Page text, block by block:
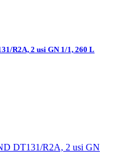
R2A, 2 usi GN 1/1, 260 L